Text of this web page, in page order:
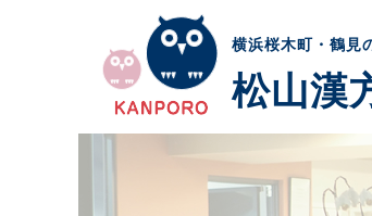
横浜桜木町・鶴見
松山漢